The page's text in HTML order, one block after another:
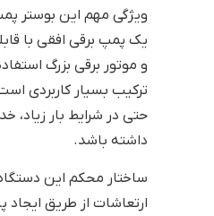
ویژگی مهم این بوستر
یک پمپ برقی افقی با
و موتور برقی بزرگ
ترکیب بسیار کاربردی
حتی در شرایط بار زیاد،
داشته باشد.
ساختار محکم این
ارتعاشات از طریق ایجاد